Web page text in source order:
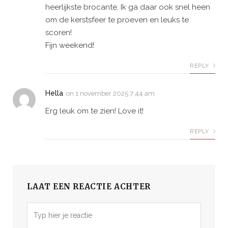
heerlijkste brocante. Ik ga daar ook snel heen
om de kerstsfeer te proeven en leuks te
scoren!
Fijn weekend!
REPLY
Hella on 1 november 2025 7:44 am
Erg leuk om te zien! Love it!
REPLY
LAAT EEN REACTIE ACHTER